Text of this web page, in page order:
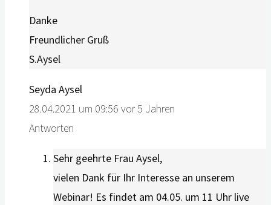
Danke
Freundlicher Gruß
S.Aysel
Seyda Aysel
28.04.2021 um 09:56 vor 5 Jahren
Antworten
Sehr geehrte Frau Aysel,
vielen Dank für Ihr Interesse an unserem
Webinar! Es findet am 04.05. um 11 Uhr live